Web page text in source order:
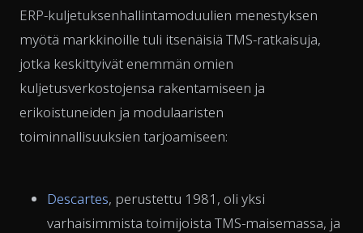
ERP-kuljetuksenhallintamoduulien menestyksen
myötä markkinoille tuli itsenäisiä TMS-ratkaisuja,
jotka keskittyivät enemmän omien
kuljetusverkostojensa rakentamiseen ja
erikoistuneiden ja modulaaristen
toiminnallisuuksien tarjoamiseen:
Descartes, perustettu 1981, oli yksi
varhaisimmista toimijoista TMS-maisemassa, ja